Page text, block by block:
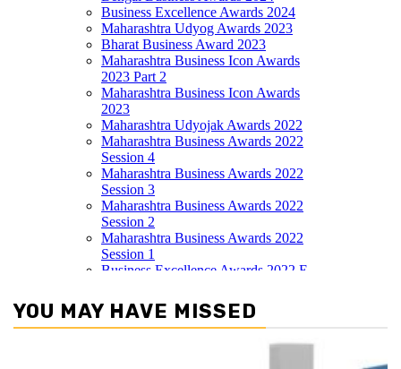
YOU MAY HAVE MISSED